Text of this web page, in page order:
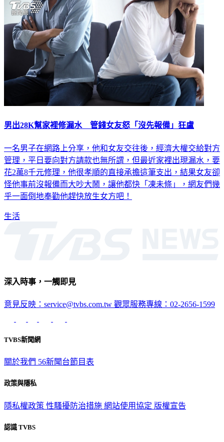
男出28K幫家裡修漏水 管錢女友怒「沒先報備」狂盧
一名男子在網路上分享，他和女友交往後，經濟大權交給對方
管理，平日要向對方請款也無所謂，但最近家裡出現漏水，要
花2萬8千元修理，他很孝順的直接承擔這筆支出，結果女友卻
怪他事前沒報備而大吵大鬧，讓他都快「凍未條」，網友們幾
乎一面倒地奉勸他趕快放生女方吧！
生活
深入時事，一觸即見
意見反映：service@tvbs.com.tw 觀眾服務專線：02-2656-1599
TVBS新聞網
關於我們 56新聞台節目表
政策與隱私
隱私權政策 性騷擾防治措施 網站使用協定 版權宣告
認識 TVBS